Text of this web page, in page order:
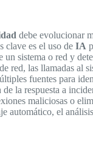
debe evolucionar
clave es el uso de IA
sistema o red y
red, las llamadas al
fuentes para
la respuesta a
maliciosas o
automático, el